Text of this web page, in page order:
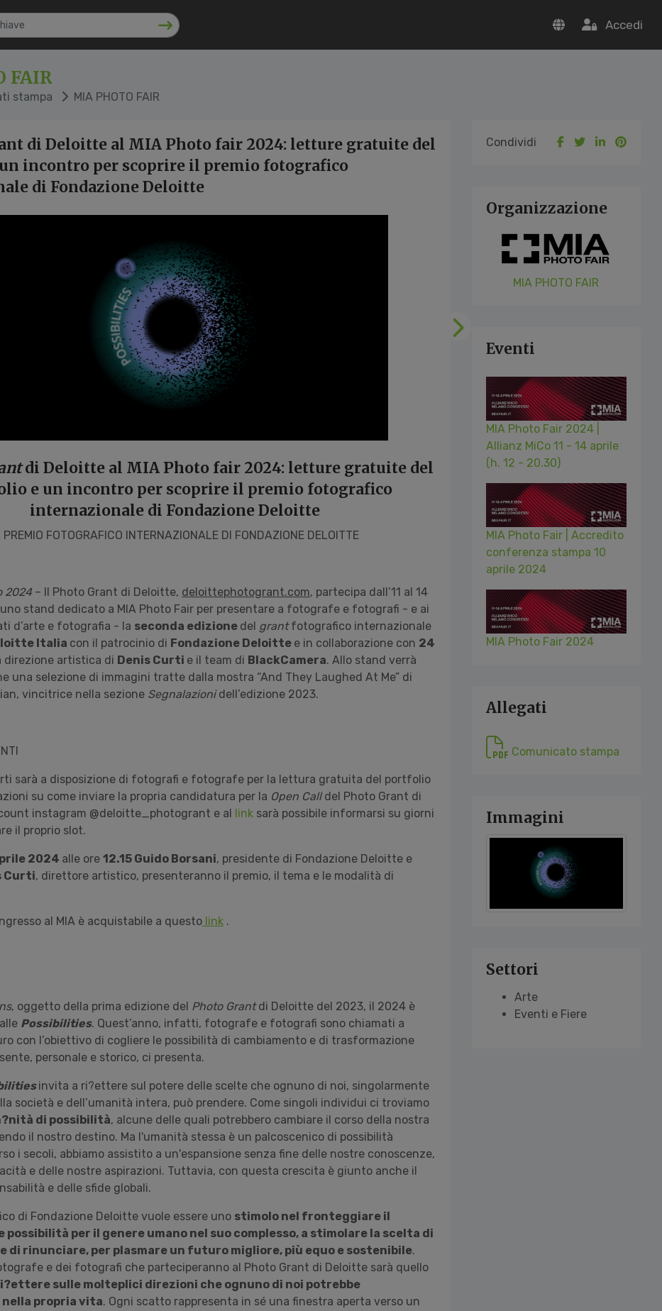
Accedi
FAIR
stampa MIA PHOTO FAIR
di Deloitte al MIA Photo fair 2024: letture gratuite del
incontro per scoprire il premio fotografico
di Fondazione Deloitte
Successivo
di Deloitte al MIA Photo fair 2024: letture gratuite del
e un incontro per scoprire il premio fotografico
internazionale di Fondazione Deloitte
PREMIO FOTOGRAFICO INTERNAZIONALE DI FONDAZIONE DELOITTE
2024 – Il Photo Grant di Deloitte, deloittephotogrant.com, partecipa dall’11 al 14
stand dedicato a MIA Photo Fair per presentare a fotografe e fotografi - e ai
d’arte e fotografia - la seconda edizione del grantfotografico internazionale
Italia con il patrocinio di Fondazione Deloitte e in collaborazione con 24
direzione artistica di Denis Curti e il team di BlackCamera. Allo stand verrà
una selezione di immagini tratte dalla mostra “And They Laughed At Me” di
vincitrice nella sezione Segnalazionidell’edizione 2023.
sarà a disposizione di fotografi e fotografe per la lettura gratuita del portfolio
su come inviare la propria candidatura per la Open Calldel Photo Grant di
instagram @deloitte_photogrant e al link sarà possibile informarsi su giorni
il proprio slot.
2024 alle ore 12.15 Guido Borsani, presidente di Fondazione Deloitte e
Curti, direttore artistico, presenteranno il premio, il tema e le modalità di
al MIA è acquistabile a questo link .
, oggetto della prima edizione del Photo Grantdi Deloitte del 2023, il 2024 è
Possibilities. Quest’anno, infatti, fotografe e fotografi sono chiamati a
con l’obiettivo di cogliere le possibilità di cambiamento e di trasformazione
personale e storico, ci presenta.
invita a ri?ettere sul potere delle scelte che ognuno di noi, singolarmente
società e dell’umanità intera, può prendere. Come singoli individui ci troviamo
di possibilità, alcune delle quali potrebbero cambiare il corso della nostra
il nostro destino. Ma l'umanità stessa è un palcoscenico di possibilità
i secoli, abbiamo assistito a un'espansione senza fine delle nostre conoscenze,
e delle nostre aspirazioni. Tuttavia, con questa crescita è giunto anche il
e delle sfide globali.
di Fondazione Deloitte vuole essere uno stimolo nel fronteggiare il
possibilità per il genere umano nel suo complesso, a stimolare la scelta di
di rinunciare, per plasmare un futuro migliore, più equo e sostenibile.
e dei fotografi che parteciperanno al Photo Grant di Deloitte sarà quello
sulle molteplici direzioni che ognuno di noi potrebbe
propria vita. Ogni scatto rappresenta in sé una finestra aperta verso un
Condividi
Organizzazione
MIA PHOTO FAIR
Eventi
MIA Photo Fair 2024 |
Allianz MiCo 11 - 14 aprile
(h. 12 - 20.30)
MIA Photo Fair | Accredito
conferenza stampa 10
aprile 2024
MIA Photo Fair 2024
Allegati
Comunicato stampa
Immagini
Settori
Arte
Eventi e Fiere